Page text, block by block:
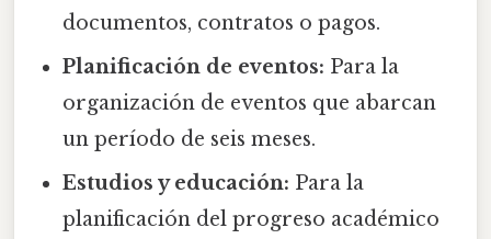
documentos, contratos o pagos.
Planificación de eventos: Para la
organización de eventos que abarcan
un período de seis meses.
Estudios y educación: Para la
planificación del progreso académico